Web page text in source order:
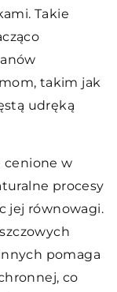
Takie
takim jak
udręką
cenione w
procesy
jej równowagi.
pomaga
co